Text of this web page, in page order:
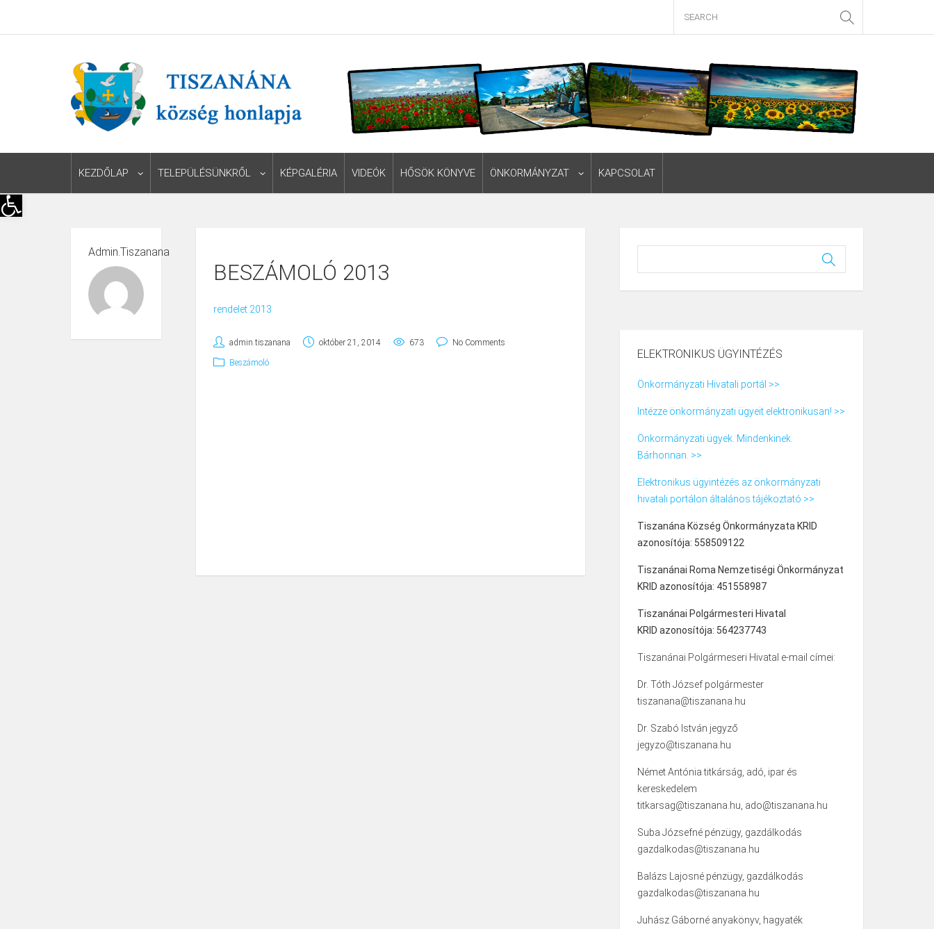
Eszköztár megnyitása
KEZDŐLAP TELEPÜLÉSÜNKRŐL KÉPGALÉRIA VIDEÓK HŐSÖK KÖNYVE ÖNKORMÁNYZAT KAPCSOLAT
Admin.tiszanana
BESZÁMOLÓ 2013
rendelet 2013
admin.tiszanana október 21, 2014 673 No Comments
Beszámoló
ELEKTRONIKUS ÜGYINTÉZÉS
Önkormányzati Hivatali portál >>
Intézze önkormányzati ügyeit elektronikusan! >>
Önkormányzati ügyek. Mindenkinek.
Bárhonnan. >>
Elektronikus ügyintézés az önkormányzati
hivatali portálon általános tájékoztató >>
Tiszanána Község Önkormányzata KRID
azonosítója: 558509122
Tiszanánai Roma Nemzetiségi Önkormányzat
KRID azonosítója: 451558987
Tiszanánai Polgármesteri Hivatal
KRID azonosítója: 564237743
Tiszanánai Polgármeseri Hivatal e-mail címei:
Dr. Tóth József polgármester
tiszanana@tiszanana.hu
Dr. Szabó István jegyző
jegyzo@tiszanana.hu
Német Antónia titkárság, adó, ipar és
kereskedelem
titkarsag@tiszanana.hu, ado@tiszanana.hu
Suba Józsefné pénzügy, gazdálkodás
gazdalkodas@tiszanana.hu
Balázs Lajosné pénzügy, gazdálkodás
gazdalkodas@tiszanana.hu
Juhász Gáborné anyakönyv, hagyaték